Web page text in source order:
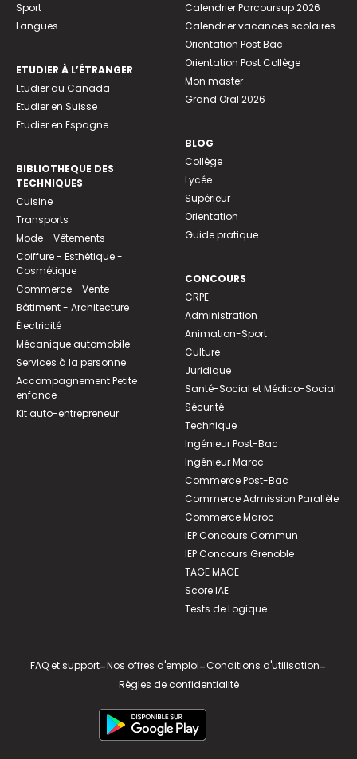
Sport
Langues
ETUDIER À L’ÉTRANGER
Etudier au Canada
Etudier en Suisse
Etudier en Espagne
BIBLIOTHEQUE DES
TECHNIQUES
Cuisine
Transports
Mode - Vêtements
Coiffure - Esthétique -
Cosmétique
Commerce - Vente
Bâtiment - Architecture
Électricité
Mécanique automobile
Services à la personne
Accompagnement Petite
enfance
Kit auto-entrepreneur
Calendrier Parcoursup 2026
Calendrier vacances scolaires
Orientation Post Bac
Orientation Post Collège
Mon master
Grand Oral 2026
BLOG
Collège
Lycée
Supérieur
Orientation
Guide pratique
CONCOURS
CRPE
Administration
Animation-Sport
Culture
Juridique
Santé-Social et Médico-Social
Sécurité
Technique
Ingénieur Post-Bac
Ingénieur Maroc
Commerce Post-Bac
Commerce Admission Parallèle
Commerce Maroc
IEP Concours Commun
IEP Concours Grenoble
TAGE MAGE
Score IAE
Tests de Logique
FAQ et support-Nos offres d'emploi-Conditions d'utilisation-
Règles de confidentialité